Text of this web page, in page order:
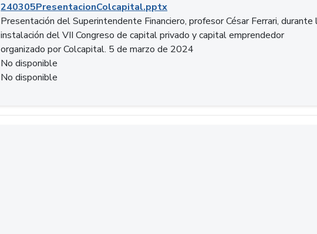
240305PresentacionColcapital.pptx
Presentación del Superintendente Financiero, profesor César Ferrari, durante
instalación del VII Congreso de capital privado y capital emprendedor
organizado por Colcapital. 5 de marzo de 2024
No disponible
No disponible